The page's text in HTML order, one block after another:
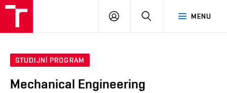
MENU
PŘIHLÁSIT
STUDIJNÍ PROGRAM
Mechanical Engineering